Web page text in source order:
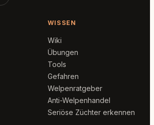
WISSEN
Wiki
Übungen
Tools
Gefahren
Welpenratgeber
Anti-Welpenhandel
Seriöse Züchter erkennen